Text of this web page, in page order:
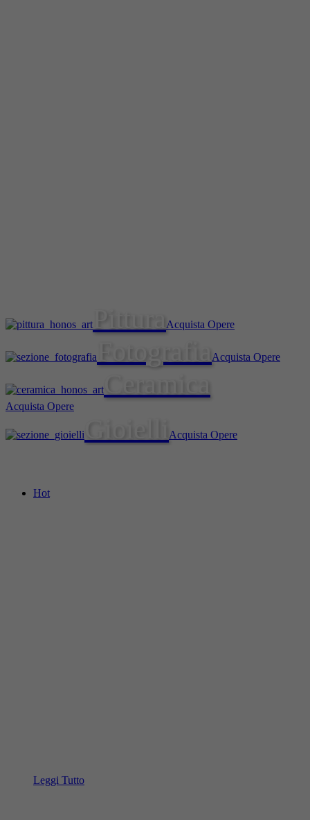
Acquista Opere
Acquista Opere
Acquista Opere
Acquista Opere
Hot
Leggi Tutto